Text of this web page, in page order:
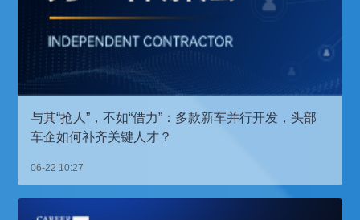
与其“抢人”，不如“借力”：多款新车并行开发，头部
车企如何补齐关键人才？
06-22 10:27